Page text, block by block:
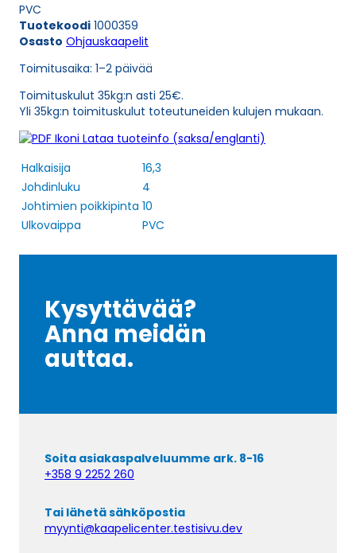
PVC
Tuotekoodi 1000359
Osasto Ohjauskaapelit
Toimitusaika: 1–2 päivää
Toimituskulut 35kg:n asti 25€.
Yli 35kg:n toimituskulut toteutuneiden kulujen mukaan.
Lataa tuoteinfo (saksa/englanti)
Halkaisija
16,3
Johdinluku
4
Johtimien poikkipinta 10
Ulkovaippa
PVC
Kysyttävää?
Anna meidän
auttaa.
Soita asiakaspalveluumme ark. 8-16
+358 9 2252 260
Tai lähetä sähköpostia
myynti@kaapelicenter.testisivu.dev